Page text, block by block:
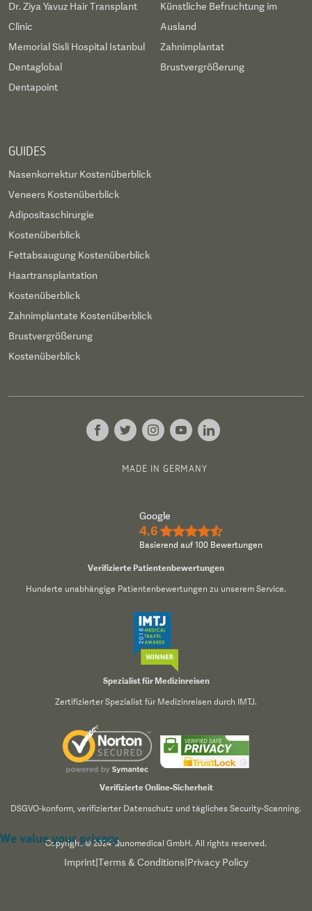
Dr. Ziya Yavuz Hair Transplant
Clinic
Memorial Sisli Hospital Istanbul
Dentaglobal
Dentapoint
Künstliche Befruchtung im
Ausland
Zahnimplantat
Brustvergrößerung
GUIDES
Nasenkorrektur Kostenüberblick
Veneers Kostenüberblick
Adipositaschirurgie
Kostenüberblick
Fettabsaugung Kostenüberblick
Haartransplantation
Kostenüberblick
Zahnimplantate Kostenüberblick
Brustvergrößerung
Kostenüberblick
MADE IN GERMANY
Google
4.6 ★★★★½
Basierend auf 100 Bewertungen
Verifizierte Patientenbewertungen
Hunderte unabhängige Patientenbewertungen zu unserem Service.
Spezialist für Medizinreisen
Zertifizierter Spezialist für Medizinreisen durch IMTJ.
Verifizierte Online-Sicherheit
DSGVO-konform, verifizierter Datenschutz und tägliches Security-Scanning.
Copyright © 2024 Qunomedical GmbH. All rights reserved.
Imprint| Terms & Conditions Privacy Policy
We value your privacy
We use cookies to enhance your browsing experience,